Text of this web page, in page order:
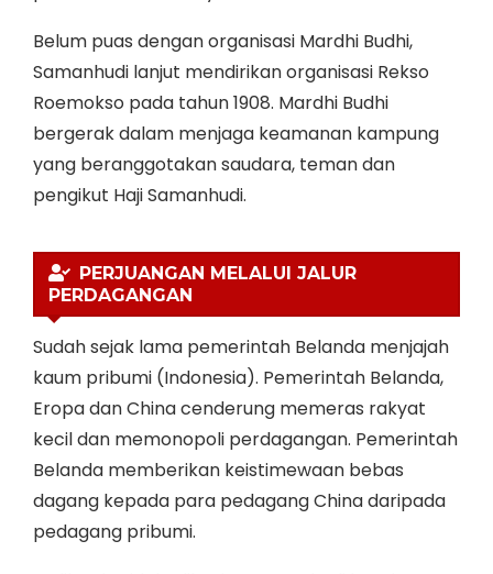
Belum puas dengan organisasi Mardhi Budhi,
Samanhudi lanjut mendirikan organisasi Rekso
Roemokso pada tahun 1908. Mardhi Budhi
bergerak dalam menjaga keamanan kampung
yang beranggotakan saudara, teman dan
pengikut Haji Samanhudi.
PERJUANGAN MELALUI JALUR
PERDAGANGAN
Sudah sejak lama pemerintah Belanda menjajah
kaum pribumi (Indonesia). Pemerintah Belanda,
Eropa dan China cenderung memeras rakyat
kecil dan memonopoli perdagangan. Pemerintah
Belanda memberikan keistimewaan bebas
dagang kepada para pedagang China daripada
pedagang pribumi.